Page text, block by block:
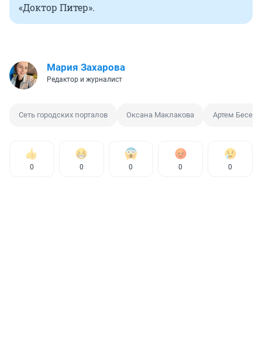
«Доктор Питер».
Мария Захарова
Редактор и журналист
Сеть городских порталов Оксана Маклакова Артем
0 0 0 0 0